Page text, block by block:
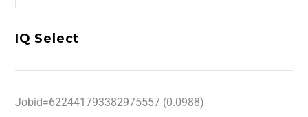
IQ Select
Jobid=622441793382975557 (0.0988)